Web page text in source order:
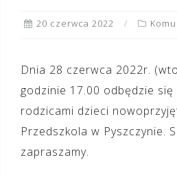
20 czerwca 2022
Dnia 28 czerwca 2022r.
godzinie 17.00 odbędzie
rodzicami dzieci
Przedszkola w Pyszczynie.
zapraszamy.